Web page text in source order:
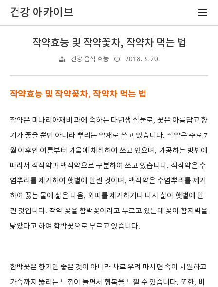
건강 아카이브
작약효능 및 작약꽃차, 작약차 먹는 법
건강 음식 효능 2018. 3. 20.
작약효능 및 작약꽃차, 작약차 먹는 법
작약은 미나리아재비 과에 속하는 다년생 식물로, 꽃은 아름답고 향
기가 좋을 뿐만 아니라 뿌리는 약재로 쓰고 있습니다. 작약은 주로 7
월 이후인 여름부터 가을에 채취하여 쓰고 있으며 , 가공하는 방법에
따라서 적작약과 백작약으로 구분하여 쓰고 있습니다. 적작약은 수
염뿌리를 제거하여 햇볕에 말린 것이며 , 백작약은 수염뿌리를 제거
하여 끓는 물에 삶은 다음, 외피를 제거하거나 다시 삶아 햇볕에 말
린 것입니다. 작약 꽃을 함박꽃이라고 부르고 있는데 꽃이 함지박을
닮았다고 하여 함박꽃으로 부르고 있습니다.
함박꽃은 향기만 좋은 것이 아니라 차로 우려 마시면 속이 시원하고
가슴까지 뚫리는 느낌이 들면서 행복을 느낄 수 있습니다. 또한, 비